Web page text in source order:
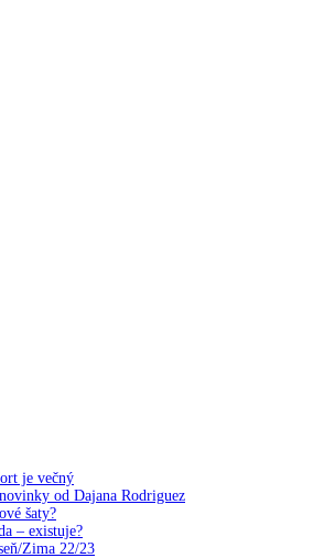
je večný
od Dajana Rodriguez
šaty?
– existuje?
Zima 22/23